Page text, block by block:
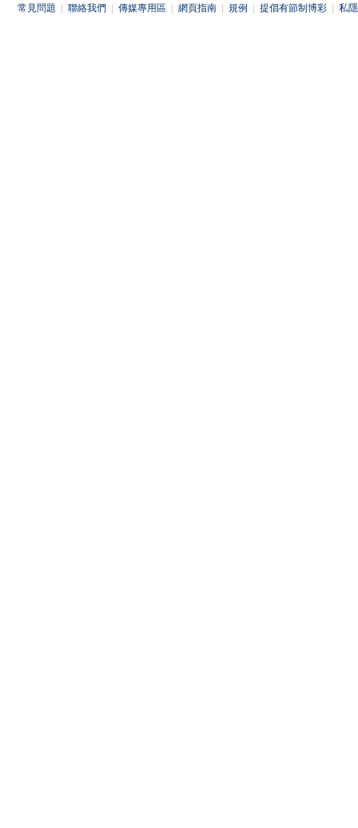
常見問題 聯絡我們 傳媒專用區 網頁指南 規例 提倡有節制博彩 私